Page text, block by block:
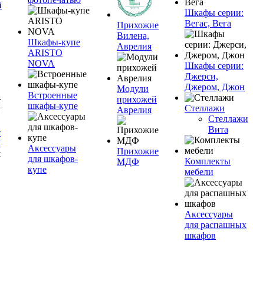
Шкафы-купе
ARISTO
NOVA
Встроенные
шкафы-купе
Аксессуары
для шкафов-
купе
Прихожие
Вилена,
Аврелия
Модули
прихожей
Аврелия
Прихожие
МДФ
Шкафы серии:
Вегас, Вега
Шкафы серии:
Джерси,
Джером, Джон
Стеллажи
Стеллажи
Вита
Комплекты
мебели
Аксессуары
для распашных
шкафов